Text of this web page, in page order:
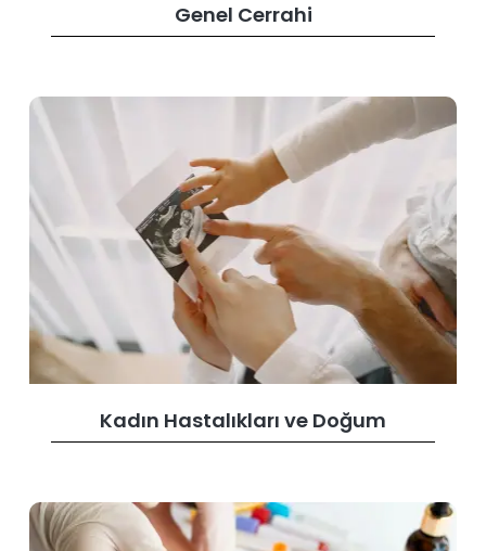
Genel Cerrahi
Kadın Hastalıkları ve Doğum